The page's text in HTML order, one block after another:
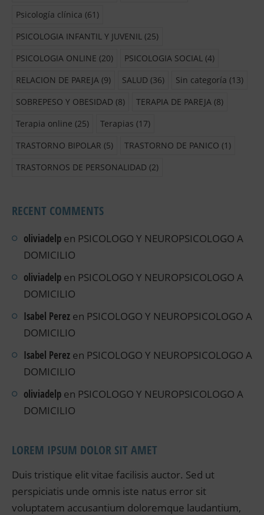
Psicología clínica (61)
PSICOLOGIA INFANTIL Y JUVENIL (25)
PSICOLOGIA ONLINE (20) PSICOLOGIA SOCIAL (4)
RELACION DE PAREJA (9) SALUD (36) Sin categoría (13)
SOBREPESO Y OBESIDAD (8) TERAPIA DE PAREJA (8)
Terapia online (25) Terapias (17)
TRASTORNO BIPOLAR (5) TRASTORNO DE PANICO (1)
TRASTORNOS DE PERSONALIDAD (2)
RECENT COMMENTS
oliviadelp en PSICOLOGO Y NEUROPSICOLOGO A
DOMICILIO
oliviadelp en PSICOLOGO Y NEUROPSICOLOGO A
DOMICILIO
Isabel Perez en PSICOLOGO Y NEUROPSICOLOGO A
DOMICILIO
Isabel Perez en PSICOLOGO Y NEUROPSICOLOGO A
DOMICILIO
oliviadelp en PSICOLOGO Y NEUROPSICOLOGO A
DOMICILIO
LOREM IPSUM DOLOR SIT AMET
Duis tristique elit vitae facilisis auctor. Sed ut
perspiciatis unde omnis iste natus error sit
voluptatem accusantium doloremque laudantium,